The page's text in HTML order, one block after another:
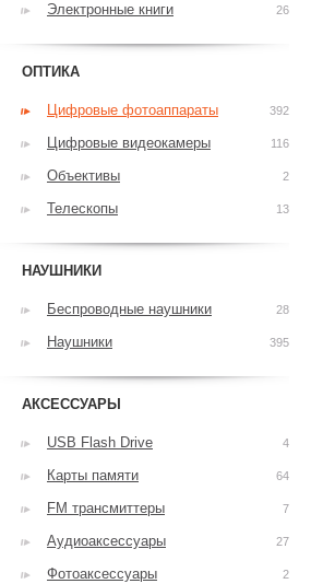
Электронные книги 26
ОПТИКА
Цифровые фотоаппараты 392
Цифровые видеокамеры 116
Объективы 2
Телескопы 13
НАУШНИКИ
Беспроводные наушники 28
Наушники 395
АКСЕССУАРЫ
USB Flash Drive 4
Карты памяти 64
FM трансмиттеры 7
Аудиоаксессуары 27
Фотоаксессуары 2